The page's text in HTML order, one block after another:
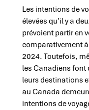
Les intentions de
élevées qu’il y a
prévoient partir en
comparativement à
2024. Toutefois,
les Canadiens font
leurs destinations
au Canada
intentions de